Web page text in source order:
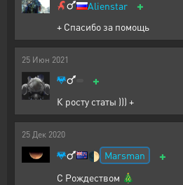
Alienstar +
+ Спасибо за помощь
25 Июн 2021
+
К росту статы ))) +
25 Дек 2020
🌓 Marsman +
С Рождеством 🎄